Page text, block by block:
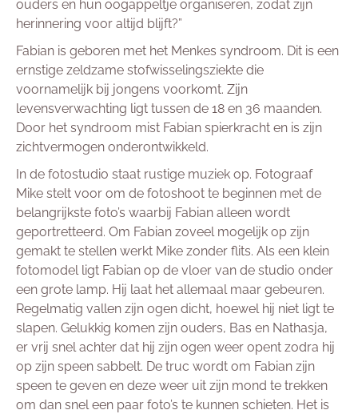
ouders en hun oogappeltje organiseren, zodat zijn
herinnering voor altijd blijft?”
Fabian is geboren met het Menkes syndroom. Dit is een
ernstige zeldzame stofwisselingsziekte die
voornamelijk bij jongens voorkomt. Zijn
levensverwachting ligt tussen de 18 en 36 maanden.
Door het syndroom mist Fabian spierkracht en is zijn
zichtvermogen onderontwikkeld.
In de fotostudio staat rustige muziek op. Fotograaf
Mike stelt voor om de fotoshoot te beginnen met de
belangrijkste foto’s waarbij Fabian alleen wordt
geportretteerd. Om Fabian zoveel mogelijk op zijn
gemakt te stellen werkt Mike zonder flits. Als een klein
fotomodel ligt Fabian op de vloer van de studio onder
een grote lamp. Hij laat het allemaal maar gebeuren.
Regelmatig vallen zijn ogen dicht, hoewel hij niet ligt te
slapen. Gelukkig komen zijn ouders, Bas en Nathasja,
er vrij snel achter dat hij zijn ogen weer opent zodra hij
op zijn speen sabbelt. De truc wordt om Fabian zijn
speen te geven en deze weer uit zijn mond te trekken
om dan snel een paar foto’s te kunnen schieten. Het is